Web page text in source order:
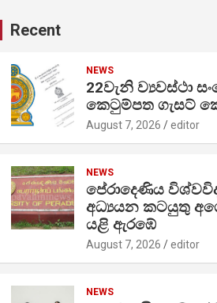
Recent
NEWS
22වැනි ව්‍යවස්ථා
කෙටුම්පත ගැසට්
August 7, 2026 editor
NEWS
පේරාදෙණිය
අධ්‍යයන කටයුතු
යළි ඇරඹේ
August 7, 2026 editor
NEWS